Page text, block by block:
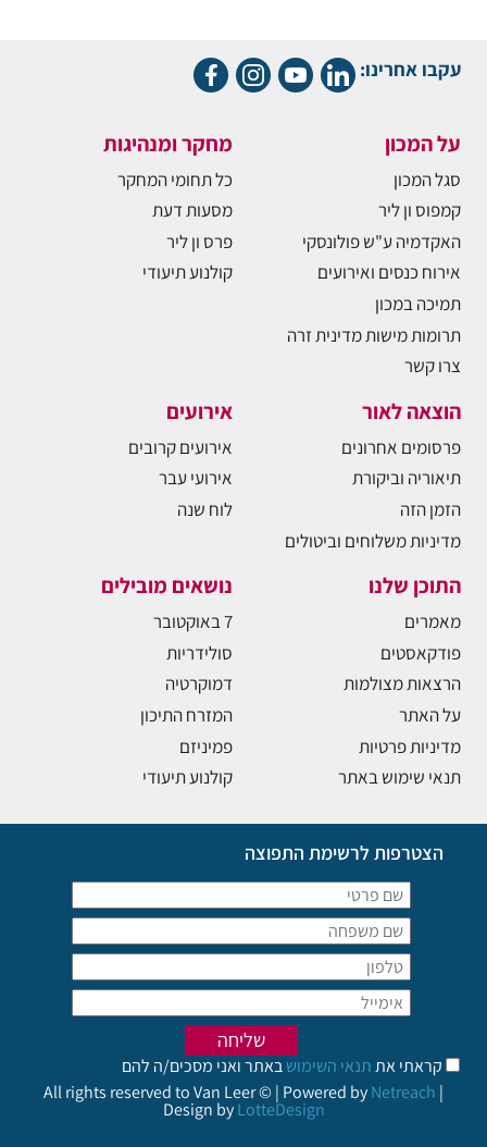
עקבו אחרינו:
על המכון
סגל המכון
קמפוס ון ליר
האקדמיה ע"ש פולונסקי
אירוח כנסים ואירועים
תמיכה במכון
תרומות מישות מדינית זרה
צרו קשר
מחקר ומנהיגות
כל תחומי המחקר
מסעות דעת
פרס ון ליר
קולנוע תיעודי
הוצאה לאור
פרסומים אחרונים
תיאוריה וביקורת
הזמן הזה
מדיניות משלוחים וביטולים
אירועים
אירועים קרובים
אירועי עבר
לוח שנה
התוכן שלנו
מאמרים
פודקאסטים
הרצאות מצולמות
על האתר
מדיניות פרטיות
תנאי שימוש באתר
נושאים מובילים
7 באוקטובר
סולידריות
דמוקרטיה
המזרח התיכון
פמיניזם
קולנוע תיעודי
הצטרפות לרשימת התפוצה
קראתי אתתנאי השימושבאתר ואני מסכים/ה להם
All rights reserved to Van Leer © | Powered byNetreach |
Design byLotteDesign